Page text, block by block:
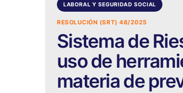
LABORAL Y SEGURIDAD SOCIAL
RESOLUCIÓN (SRT) 48/2025
Sistema de
uso de
materia de